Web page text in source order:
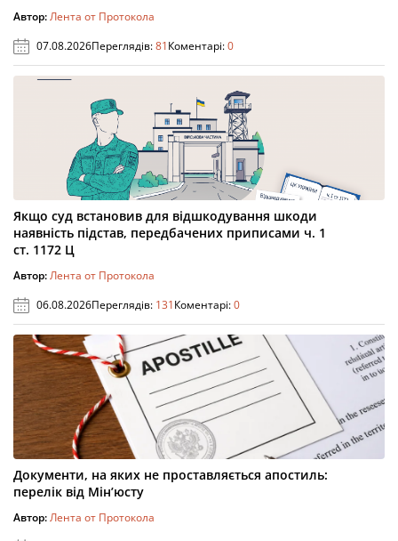
Автор:Лента от Протокола
07.08.2026Переглядів:81Коментарі:0
Якщо суд встановив для відшкодування шкоди
наявність підстав, передбачених приписами ч. 1
ст. 1172 Ц
Автор:Лента от Протокола
06.08.2026Переглядів: 131Коментарі:0
Документи, на яких не проставляється апостиль:
перелік від Мін’юсту
Автор:Лента от Протокола